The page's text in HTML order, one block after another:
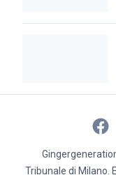
Tribunale di Milano.